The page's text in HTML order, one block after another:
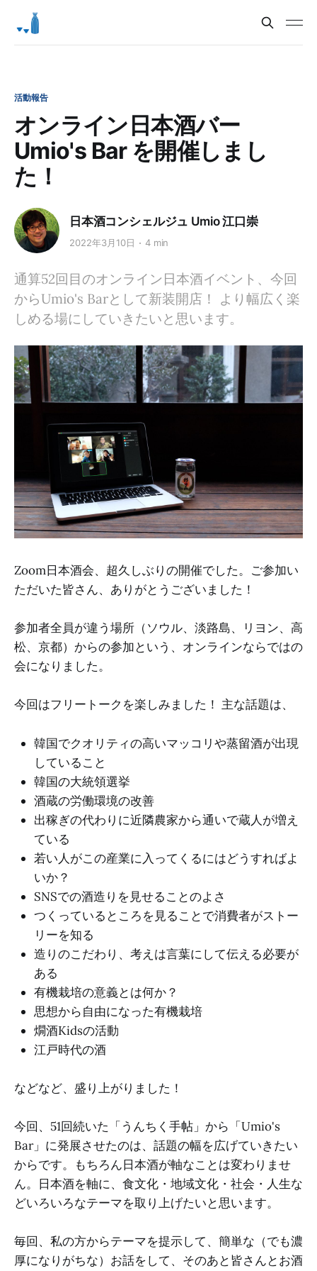
活動報告
オンライン日本酒バー
Umio's Bar を開催しまし
た！
日本酒コンシェルジュ Umio 江口崇
2022年3月10日 4 min
通算52回目のオンライン日本酒イベント、今回
からUmio's Barとして新装開店！ より幅広く楽
しめる場にしていきたいと思います。
Zoom日本酒会、超久しぶりの開催でした。ご参加い
ただいた皆さん、ありがとうございました！
参加者全員が違う場所（ソウル、淡路島、リヨン、高
松、京都）からの参加という、オンラインならではの
会になりました。
今回はフリートークを楽しみました！ 主な話題は、
韓国でクオリティの高いマッコリや蒸留酒が出現
していること
韓国の大統領選挙
酒蔵の労働環境の改善
出稼ぎの代わりに近隣農家から通いで蔵人が増え
ている
若い人がこの産業に入ってくるにはどうすればよ
いか？
SNSでの酒造りを見せることのよさ
つくっているところを見ることで消費者がストー
リーを知る
造りのこだわり、考えは言葉にして伝える必要が
ある
有機栽培の意義とは何か？
思想から自由になった有機栽培
燗酒Kidsの活動
江戸時代の酒
などなど、盛り上がりました！
今回、51回続いた「うんちく手帖」から「Umio's
Bar」に発展させたのは、話題の幅を広げていきたい
からです。もちろん日本酒が軸なことは変わりませ
ん。日本酒を軸に、食文化・地域文化・社会・人生な
どいろいろなテーマを取り上げたいと思います。
毎回、私の方からテーマを提示して、簡単な（でも濃
厚になりがちな）お話をして、そのあと皆さんとお酒